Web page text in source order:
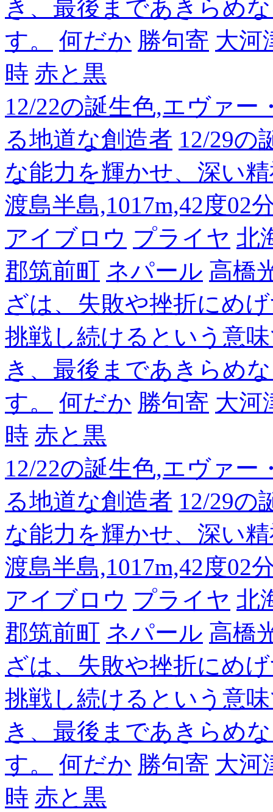
き、最後まであきらめ
す。
何だか 勝句寄 大河
時 赤と黒
12/22の誕生色,エヴァ
る地道な創造者 12/29の
な能力を輝かせ、深い
渡島半島,1017m,42度02
アイブロウ プライヤ 北
郡筑前町 ネパール 高橋
ざは、失敗や挫折にめ
挑戦し続けるという意
き、最後まであきらめ
す。
何だか 勝句寄 大河
時 赤と黒
12/22の誕生色,エヴァ
る地道な創造者 12/29の
な能力を輝かせ、深い
渡島半島,1017m,42度02
アイブロウ プライヤ 北
郡筑前町 ネパール 高橋
ざは、失敗や挫折にめ
挑戦し続けるという意
き、最後まであきらめ
す。
何だか 勝句寄 大河
時 赤と黒